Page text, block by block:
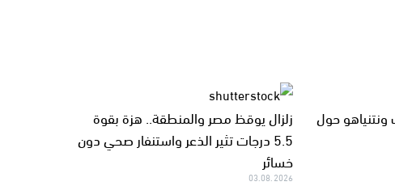
حول
زلزال يوقظ مصر والمنطقة.. هزة بقوة
5.5 درجات تثير الذعر واستنفار صحي دون
خسائر
03.08.2026